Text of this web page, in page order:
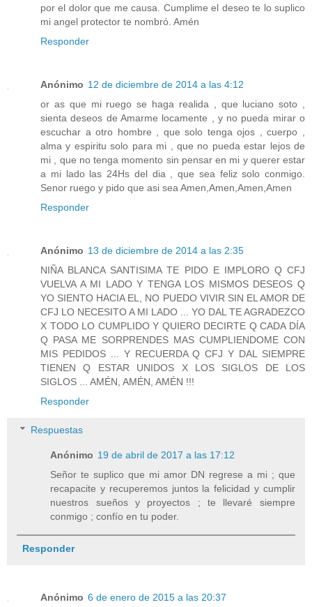
por el dolor que me causa. Cumplime el deseo te lo suplico
mi angel protector te nombró. Amén
Responder
Anónimo 12 de diciembre de 2014 a las 4:12
or as que mi ruego se haga realida , que luciano soto ,
sienta deseos de Amarme locamente , y no pueda mirar o
escuchar a otro hombre , que solo tenga ojos , cuerpo ,
alma y espiritu solo para mi , que no pueda estar lejos de
mi , que no tenga momento sin pensar en mi y querer estar
a mi lado las 24Hs del dia , que sea feliz solo conmigo.
Senor ruego y pido que asi sea Amen,Amen,Amen,Amen
Responder
Anónimo 13 de diciembre de 2014 a las 2:35
NIÑA BLANCA SANTISIMA TE PIDO E IMPLORO Q CFJ
VUELVA A MI LADO Y TENGA LOS MISMOS DESEOS Q
YO SIENTO HACIA EL, NO PUEDO VIVIR SIN EL AMOR DE
CFJ LO NECESITO A MI LADO ... YO DAL TE AGRADEZCO
X TODO LO CUMPLIDO Y QUIERO DECIRTE Q CADA DÍA
Q PASA ME SORPRENDES MAS CUMPLIENDOME CON
MIS PEDIDOS ... Y RECUERDA Q CFJ Y DAL SIEMPRE
TIENEN Q ESTAR UNIDOS X LOS SIGLOS DE LOS
SIGLOS ... AMÉN, AMÉN, AMÉN !!!
Responder
Respuestas
Anónimo 19 de abril de 2017 a las 17:12
Señor te suplico que mi amor DN regrese a mi ; que
recapacite y recuperemos juntos la felicidad y cumplir
nuestros sueños y proyectos ; te llevaré siempre
conmigo ; confío en tu poder.
Responder
Anónimo 6 de enero de 2015 a las 20:37